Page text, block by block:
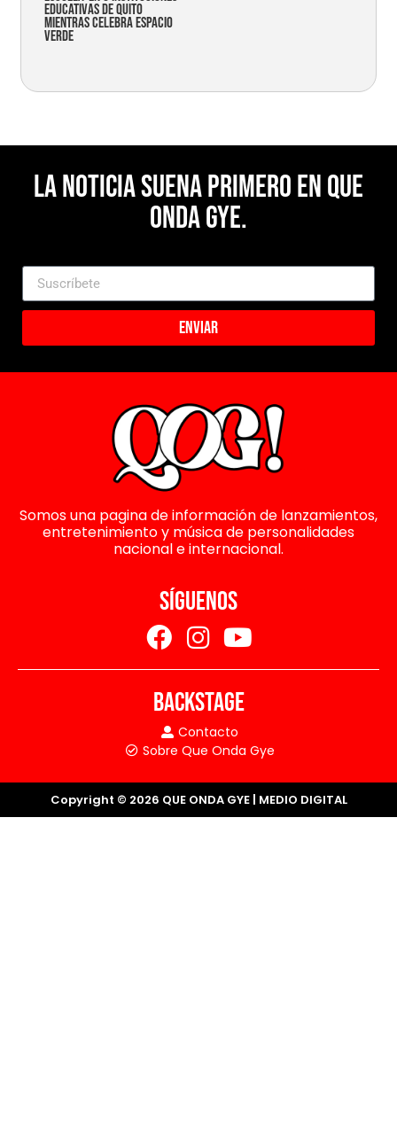
educativas de Quito
mientras celebra espacio
verde
La noticia suena primero en Que
Onda Gye.
Enviar
Somos una pagina de información de lanzamientos,
entretenimiento y música de personalidades
nacional e internacional.
SÍGUENOS
BACKSTAGE
Contacto
Sobre Que Onda Gye
Copyright © 2026 QUE ONDA GYE | MEDIO DIGITAL